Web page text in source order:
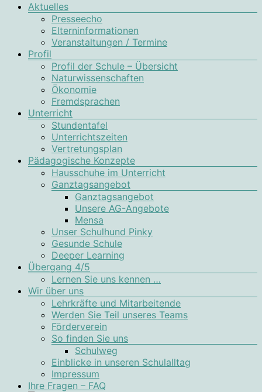
Aktuelles
Presseecho
Elterninformationen
Veranstaltungen / Termine
Profil
Profil der Schule – Übersicht
Naturwissenschaften
Ökonomie
Fremdsprachen
Unterricht
Stundentafel
Unterrichtszeiten
Vertretungsplan
Pädagogische Konzepte
Hausschuhe im Unterricht
Ganztagsangebot
Ganztagsangebot
Unsere AG-Angebote
Mensa
Unser Schulhund Pinky
Gesunde Schule
Deeper Learning
Übergang 4/5
Lernen Sie uns kennen …
Wir über uns
Lehrkräfte und Mitarbeitende
Werden Sie Teil unseres Teams
Förderverein
So finden Sie uns
Schulweg
Einblicke in unseren Schulalltag
Impressum
Ihre Fragen – FAQ